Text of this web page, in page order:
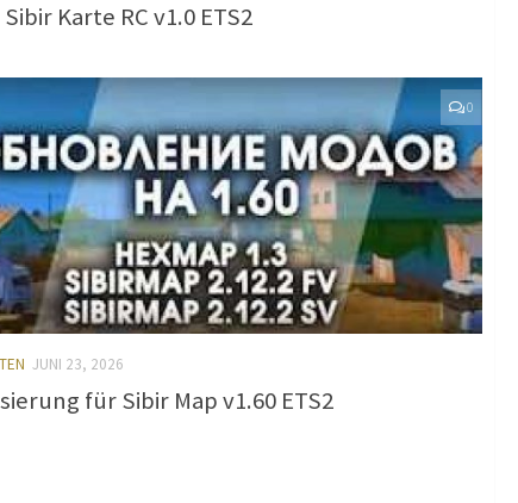
Karte RC v1.0 ETS2
0
JUNI 23, 2026
für Sibir Map v1.60 ETS2